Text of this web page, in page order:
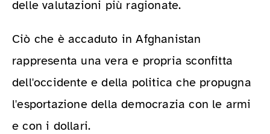
delle valutazioni più ragionate.
Ciò che è accaduto in Afghanistan
rappresenta una vera e propria sconfitta
dell'occidente e della politica che propugna
l'esportazione della democrazia con le armi
e con i dollari.